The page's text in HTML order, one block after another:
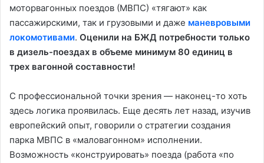
моторвагонных поездов (МВПС) «тягают» как
пассажирскими, так и грузовыми и даже маневровыми
локомотивами. Оценили на БЖД потребности только
в дизель-поездах в объеме минимум 80 единиц в
трех вагонной составности!
С профессиональной точки зрения — наконец-то хоть
здесь логика проявилась. Еще десять лет назад, изучив
европейский опыт, говорили о стратегии создания
парка МВПС в «маловагонном» исполнении.
Возможность «конструировать» поезда (работа «по